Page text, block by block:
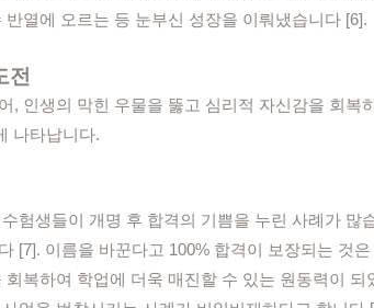
열에 오르는 등 눈부신 성장을 이뤄냈습니다 [6].
전
인생의 막힌 우물을 뚫고 심리적 자신감을 회복
나타납니다.
험생들이 개명 후 합격의 기쁨을 누린 사례가 많
[7]. 이름을 바꾼다고 100% 합격이 보장되는 것
복하여 학업에 더욱 매진할 수 있는 원동력이